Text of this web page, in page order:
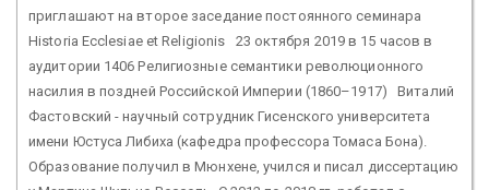
приглашают на второе заседание постоянного семинара
Historia Ecclesiae et Religionis 23 октября 2019 в 15 часов в
аудитории 1406 Религиозные семантики революционного
насилия в поздней Российской Империи (1860–1917) Виталий
Фастовский - научный сотрудник Гисенского университета
имени Юстуса Либиха (кафедра профессора Томаса Бона).
Образование получил в Мюнхене, учился и писал диссертацию